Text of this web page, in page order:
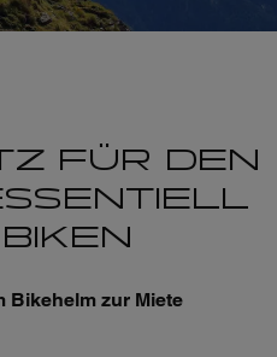
FÜR DEN
Bikehelm zur Miete